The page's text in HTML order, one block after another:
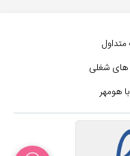
متداول
شغلی
هومهر